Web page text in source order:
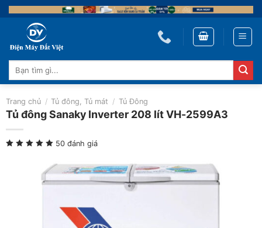
Skip
to
content
Tìm
kiếm:
Trang chủ / Tủ đông, Tủ mát / Tủ Đông
Tủ đông Sanaky Inverter 208 lít VH-2599A3
50 đánh giá